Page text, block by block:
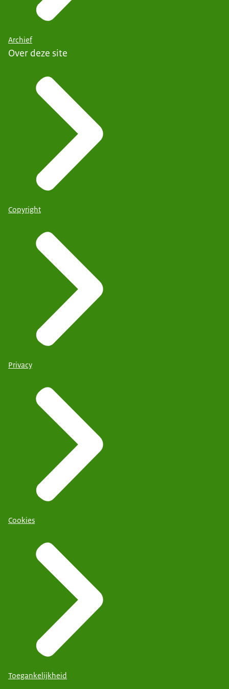
Archief
Over deze site
Copyright
Privacy
Cookies
Toegankelijkheid